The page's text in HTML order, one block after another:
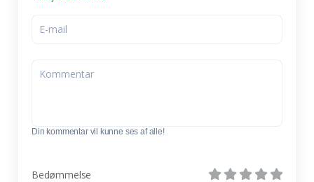
Din kommentar vil kunne ses af alle!
Bedømmelse